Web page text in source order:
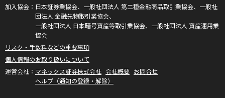
日本証券業協会、一般社団法人 第二種金融商品取引業協会、一般社
団法人 金融先物取引業協会、
一般社団法人 日本暗号資産等取引業協会、一般社団法人 資産運用業
協会
リスク・手数料などの重要事項
個人情報のお取り扱いについて
マネックス証券株式会社 会社概要 お問合せ
ヘルプ（通知の登録・解除）